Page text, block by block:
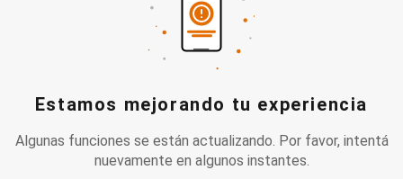
Estamos mejorando tu experiencia
Algunas funciones se están actualizando. Por favor, intentá
nuevamente en algunos instantes.